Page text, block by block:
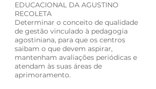
EDUCACIONAL DA AGUSTINO
RECOLETA
Determinar o conceito de qualidade
de gestão vinculado à pedagogia
agostiniana, para que os centros
saibam o que devem aspirar,
mantenham avaliações periódicas e
atendam às suas áreas de
aprimoramento.